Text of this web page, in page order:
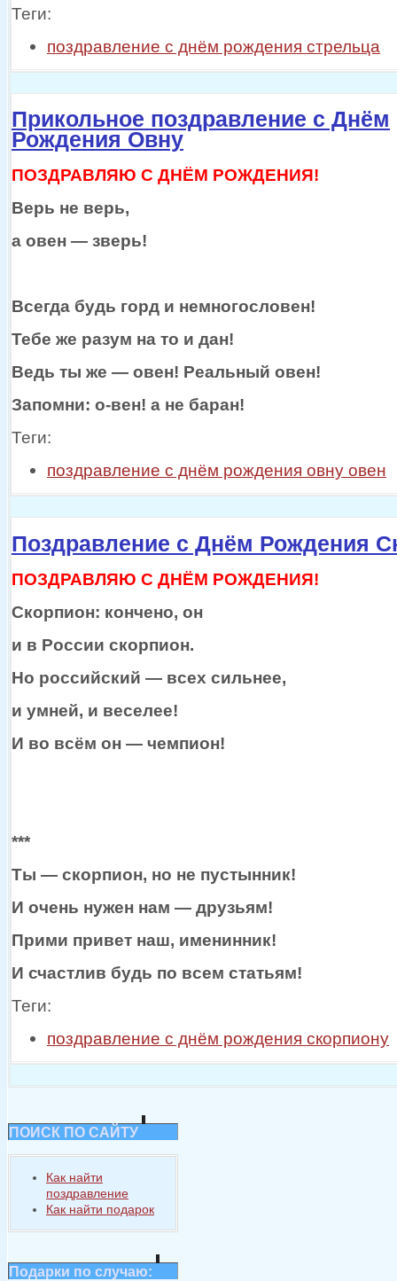
Теги:
поздравление с днём рождения стрельца
Прикольное поздравление с Днём
Рождения Овну
ПОЗДРАВЛЯЮ С ДНЁМ РОЖДЕНИЯ!
Верь не верь,
а овен — зверь!
Всегда будь горд и немногословен!
Тебе же разум на то и дан!
Ведь ты же — овен! Реальный овен!
Запомни: о-вен! а не баран!
Теги:
поздравление с днём рождения овну овен
Поздравление с Днём Рождения
ПОЗДРАВЛЯЮ С ДНЁМ РОЖДЕНИЯ!
Скорпион: кончено, он
и в России скорпион.
Но российский — всех сильнее,
и умней, и веселее!
И во всём он — чемпион!
***
Ты — скорпион, но не пустынник!
И очень нужен нам — друзьям!
Прими привет наш, именинник!
И счастлив будь по всем статьям!
Теги:
поздравление с днём рождения скорпиону
ПОИСК ПО САЙТУ
Как найти
поздравление
Как найти подарок
Подарки по случаю: